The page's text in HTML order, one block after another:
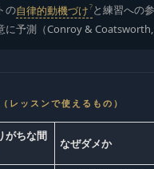
の自律的動機づけ と練習への
に予測（Conroy & Coatsworth,
レッスンで使えるもの）
がちな間
なぜダメか